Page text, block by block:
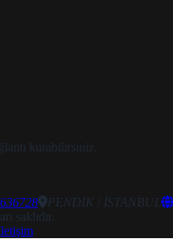
kurabilirsiniz.
PENDİK / İSTANBUL
saklıdır.